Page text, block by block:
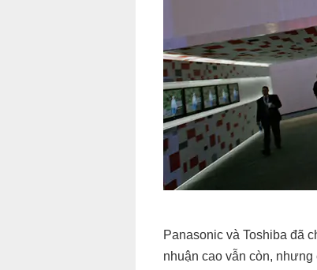
Panasonic và Toshiba đã
nhuận cao vẫn còn,